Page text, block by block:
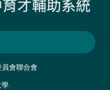
會聯合會
學